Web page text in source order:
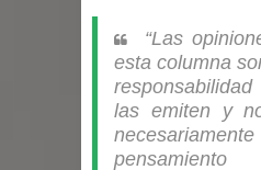
“Las
esta columna
las emiten y